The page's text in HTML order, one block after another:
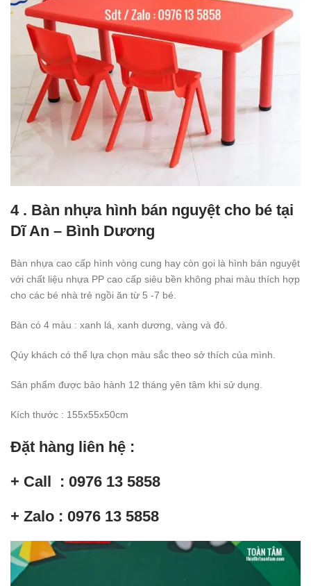
4 . Bàn nhựa hình bán nguyệt cho bé tại
Dĩ An – Bình Dương
Bàn nhựa cao cấp hình vòng cung hay còn gọi là hình bán nguyệt
với chất liệu nhựa PP cao cấp siêu bền không phai màu thích hợp
cho các bé nhà trẻ ngồi ăn từ 5 -7 bé.
Bàn có 4 màu : xanh lá, xanh dương, vàng và đỏ.
Qúy khách có thể lựa chọn màu sắc theo sở thích của mình.
Sản phẩm được bảo hành 12 tháng yên tâm khi sử dụng.
Kích thước : 155x55x50cm
Đặt hàng liên hệ :
+ Call : 0976 13 5858
+ Zalo : 0976 13 5858